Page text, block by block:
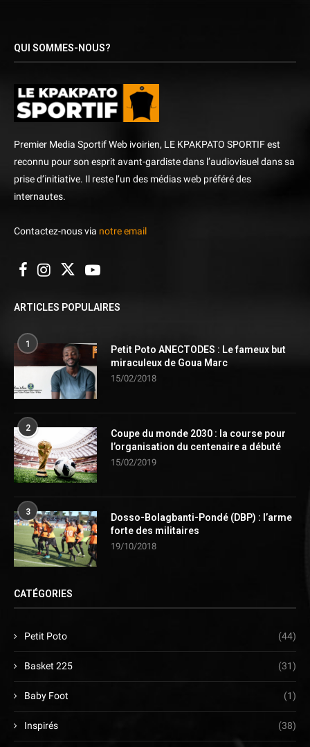
QUI SOMMES-NOUS?
Premier Media Sportif Web ivoirien, LE KPAKPATO SPORTIF est
reconnu pour son esprit avant-gardiste dans l’audiovisuel dans sa
prise d’initiative. Il reste l’un des médias web préféré des
internautes.
Contactez-nous via notre email
ARTICLES POPULAIRES
1
Petit Poto ANECTODES : Le fameux but
miraculeux de Goua Marc
15/02/2018
2
Coupe du monde 2030 : la course pour
l’organisation du centenaire a débuté
15/02/2019
3
Dosso-Bolagbanti-Pondé (DBP) : l’arme
forte des militaires
19/10/2018
CATÉGORIES
Petit Poto (44)
Basket 225 (31)
Baby Foot (1)
Inspirés (38)